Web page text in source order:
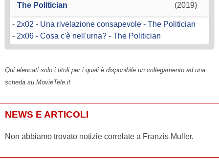
The Politician (2019)
- 2x02 - Una rivelazione consapevole - The Politician
- 2x06 - Cosa c'è nell'urna? - The Politician
Qui elencati solo i titoli per i quali è disponibile un collegamento ad una
scheda su MovieTele.it
NEWS E ARTICOLI
Non abbiamo trovato notizie correlate a Franzis Muller.